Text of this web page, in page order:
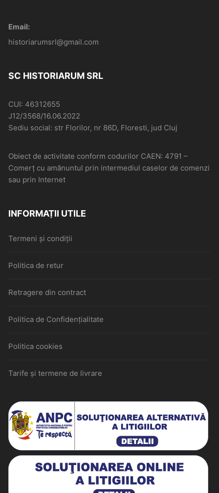
Email:
historiarumsrl@gmail.com
SC HISTORIARUM SRL
CUI: 46312655
J12/3568/16.06.2022
Sediu social: str Florilor, nr 86D, Floresti, jud Cluj
Obiect de activitate conform codurilor CAEN: 4791 –
Comerţ cu amănuntul prin intermediul caselor de comenzi
sau prin Internet
INFORMAȚII UTILE
Termeni și condiții
Politica de retur
Retragere din contract
Politica de Confidențialitate
Politica cookies
Tarife și termene de livrare